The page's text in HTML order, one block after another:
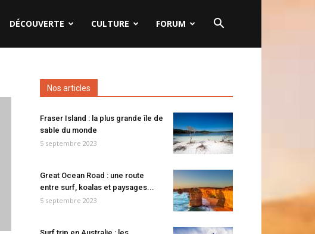
DÉCOUVERTE CULTURE FORUM
Nos articles
Fraser Island : la plus grande île de
sable du monde
5 septembre 2023
Great Ocean Road : une route
entre surf, koalas et paysages...
5 septembre 2023